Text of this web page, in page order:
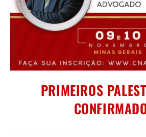
PRIMEIROS